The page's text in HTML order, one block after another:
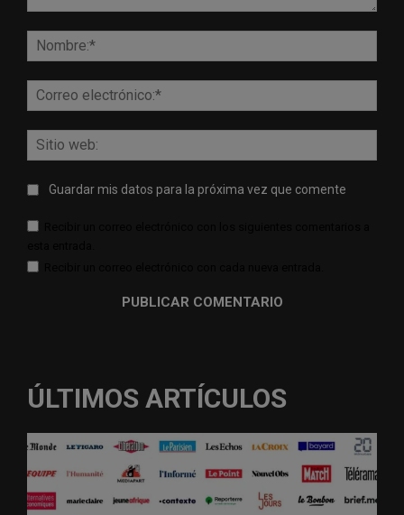
Guardar mis datos para la próxima vez que comente
ÚLTIMOS ARTÍCULOS